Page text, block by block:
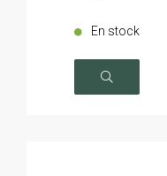
En stock